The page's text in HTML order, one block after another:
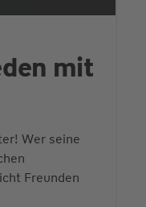
mit
Wer seine
Freunden